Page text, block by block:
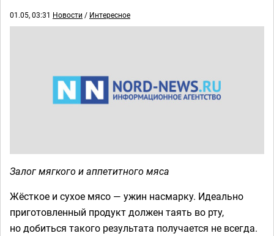
01.05, 03:31 Новости / Интересное
Залог мягкого и аппетитного мяса
Жёсткое и сухое мясо — ужин насмарку. Идеально
приготовленный продукт должен таять во рту,
но добиться такого результата получается не всегда.